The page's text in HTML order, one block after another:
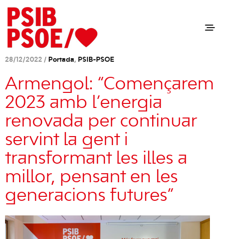
28/12/2022 / Portada, PSIB-PSOE
Armengol: “Començarem
2023 amb l’energia
renovada per continuar
servint la gent i
transformant les illes a
millor, pensant en les
generacions futures”